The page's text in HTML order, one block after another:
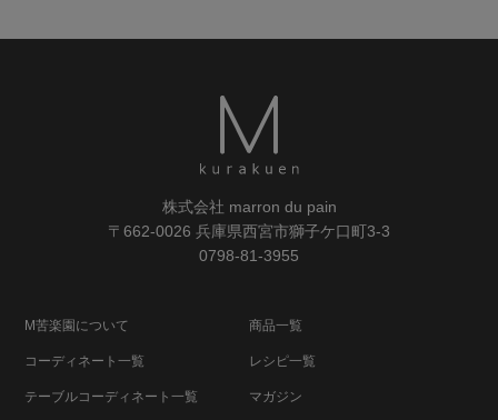
株式会社 marron du pain
〒662-0026 兵庫県西宮市獅子ケ口町3-3
0798-81-3955
M苦楽園について 商品一覧
コーディネート一覧 レシピ一覧
テーブルコーディネート一覧 マガジン